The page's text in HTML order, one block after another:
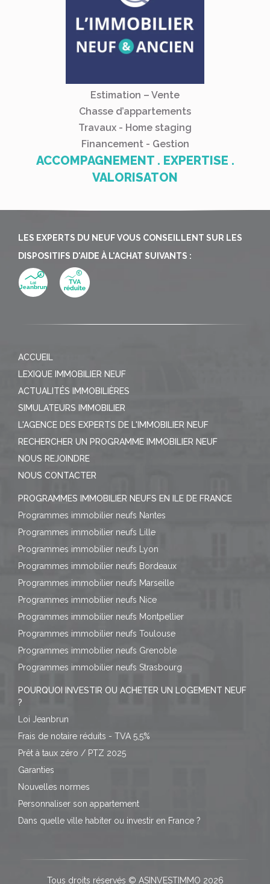
Estimation – Vente
Chasse d’appartements
Travaux - Home staging
Financement - Gestion
ACCOMPAGNEMENT . EXPERTISE .
VALORISATON
LES EXPERTS DU NEUF VOUS CONSEILLENT SUR LES
DISPOSITIFS D'AIDE À L'ACHAT SUIVANTS :
ACCUEIL
LEXIQUE IMMOBILIER NEUF
ACTUALITÉS IMMOBILIÈRES
SIMULATEURS IMMOBILIER
L'AGENCE DES EXPERTS DE L'IMMOBILIER NEUF
RECHERCHER UN PROGRAMME IMMOBILIER NEUF
NOUS REJOINDRE
NOUS CONTACTER
PROGRAMMES IMMOBILIER NEUFS EN ILE DE FRANCE
Programmes immobilier neufs Nantes
Programmes immobilier neufs Lille
Programmes immobilier neufs Lyon
Programmes immobilier neufs Bordeaux
Programmes immobilier neufs Marseille
Programmes immobilier neufs Nice
Programmes immobilier neufs Montpellier
Programmes immobilier neufs Toulouse
Programmes immobilier neufs Grenoble
Programmes immobilier neufs Strasbourg
POURQUOI INVESTIR OU ACHETER UN LOGEMENT NEUF
?
Loi Jeanbrun
Frais de notaire réduits - TVA 5,5%
Prêt à taux zéro / PTZ 2025
Garanties
Nouvelles normes
Personnaliser son appartement
Dans quelle ville habiter ou investir en France ?
Tous droits réservés © ASINVESTIMMO 2026